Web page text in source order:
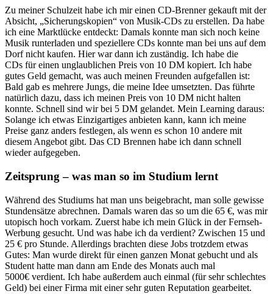
Zu meiner Schulzeit habe ich mir einen CD-Brenner gekauft mit der
Absicht, „Sicherungskopien“ von Musik-CDs zu erstellen. Da habe
ich eine Marktlücke entdeckt: Damals konnte man sich noch keine
Musik runterladen und speziellere CDs konnte man bei uns auf dem
Dorf nicht kaufen. Hier war dann ich zuständig. Ich habe die
CDs für einen unglaublichen Preis von 10 DM kopiert. Ich habe
gutes Geld gemacht, was auch meinen Freunden aufgefallen ist:
Bald gab es mehrere Jungs, die meine Idee umsetzten. Das führte
natürlich dazu, dass ich meinen Preis von 10 DM nicht halten
konnte. Schnell sind wir bei 5 DM gelandet. Mein Learning daraus:
Solange ich etwas Einzigartiges anbieten kann, kann ich meine
Preise ganz anders festlegen, als wenn es schon 10 andere mit
diesem Angebot gibt. Das CD Brennen habe ich dann schnell
wieder aufgegeben.
Zeitsprung – was man so im Studium lernt
Während des Studiums hat man uns beigebracht, man solle gewisse
Stundensätze abrechnen. Damals waren das so um die 65 €, was mir
utopisch hoch vorkam. Zuerst habe ich mein Glück in der Fernseh-
Werbung gesucht. Und was habe ich da verdient? Zwischen 15 und
25 € pro Stunde. Allerdings brachten diese Jobs trotzdem etwas
Gutes: Man wurde direkt für einen ganzen Monat gebucht und als
Student hatte man dann am Ende des Monats auch mal
5000€ verdient. Ich habe außerdem auch einmal (für sehr schlechtes
Geld) bei einer Firma mit einer sehr guten Reputation gearbeitet.